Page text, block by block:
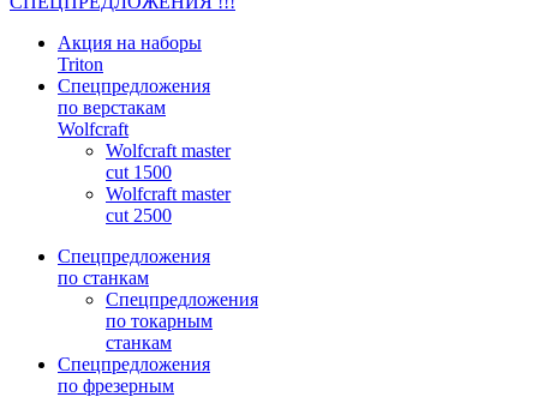
Акция на наборы
Triton
Спецпредложения
по верстакам
Wolfcraft
Wolfcraft master
cut 1500
Wolfcraft master
cut 2500
Спецпредложения
по станкам
Спецпредложения
по токарным
станкам
Спецпредложения
по фрезерным